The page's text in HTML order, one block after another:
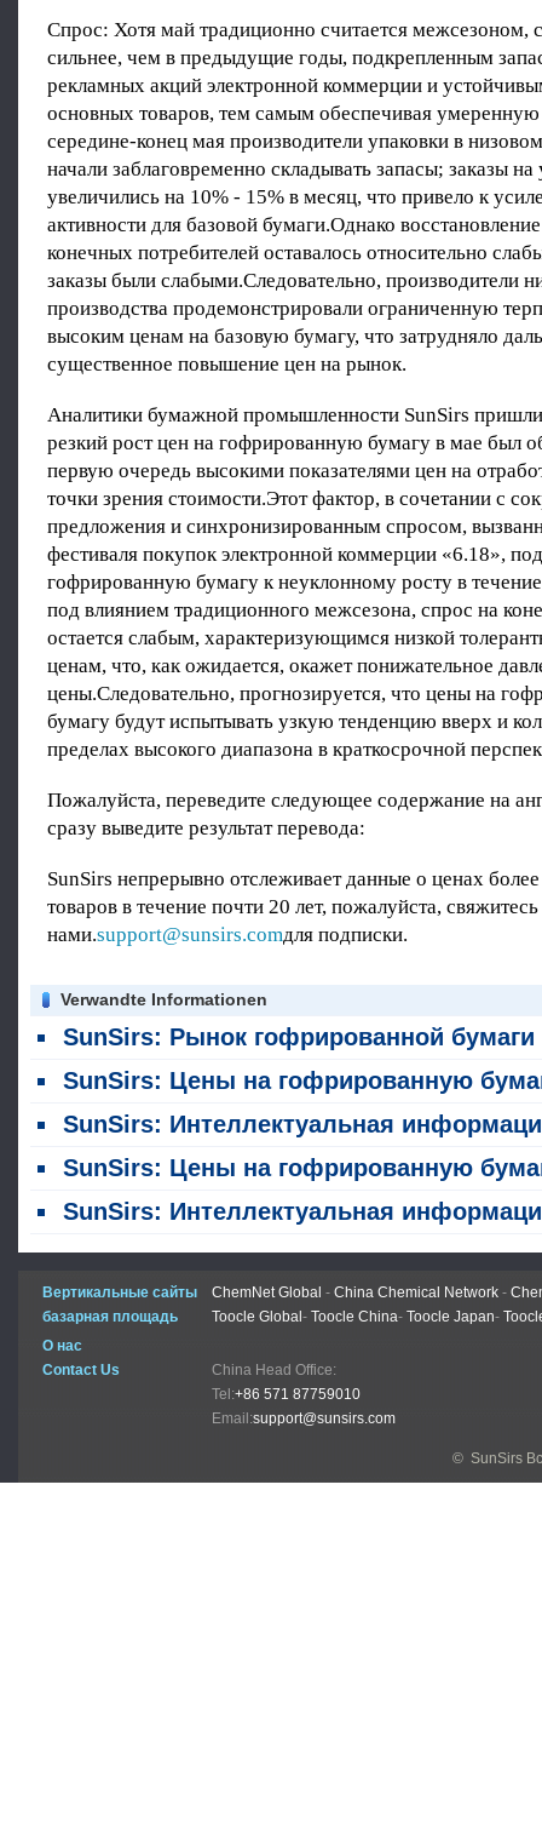
Спрос: Хотя май традиционно считается межсезоном,
сильнее, чем в предыдущие годы, подкрепленным
рекламных акций электронной коммерции и
основных товаров, тем самым обеспечивая
середине-конец мая производители упаковки в
начали заблаговременно складывать запасы; заказы на
увеличились на 10% - 15% в месяц, что привело к
активности для базовой бумаги.Однако
конечных потребителей оставалось относительно
заказы были слабыми.Следовательно, производители
производства продемонстрировали ограниченную
высоким ценам на базовую бумагу, что затрудняло
существенное повышение цен на рынок.
Аналитики бумажной промышленности SunSirs
резкий рост цен на гофрированную бумагу в мае был
первую очередь высокими показателями цен на
точки зрения стоимости.Этот фактор, в сочетании с
предложения и синхронизированным спросом,
фестиваля покупок электронной коммерции «6.18»,
гофрированную бумагу к неуклонному росту в
под влиянием традиционного межсезона, спрос на
остается слабым, характеризующимся низкой
ценам, что, как ожидается, окажет понижательное
цены.Следовательно, прогнозируется, что цены на
бумагу будут испытывать узкую тенденцию вверх и
пределах высокого диапазона в краткосрочной
Пожалуйста, переведите следующее содержание на
сразу выведите результат перевода:
SunSirs непрерывно отслеживает данные о ценах
товаров в течение почти 20 лет, пожалуйста, свяжитесь
нами.support@sunsirs.comдля подписки.
Verwandte Informationen
SunSirs: Рынок гофрированной бумаги Китая будет колебаться в краткосрочной перспективе (6 августа
SunSirs: Цены на гофрированную бумагу в Китае колеблются в узком диапазоне; краткосрочная тенденция остается слабой, но
SunSirs: Интеллектуальная информация о сырьевых товарах строительных материалов (4 августа 2026
SunSirs: Цены на гофрированную бумагу в Китае выросли, а затем упали в июле; краткосрочные колебания в узком диапазоне на высоком
SunSirs: Интеллектуальная информация о сырьевых товарах в отраслях строительных материалов (28 июля
Вертикальные сайты ChemNet Global - China Chemical Network -
базарная площадь
Toocle Global- Toocle China- Toocle Japan-
О нас
Contact Us
China Head Office:
Tel:+86 571 87759010
Email:support@sunsirs.com
© SunSirs